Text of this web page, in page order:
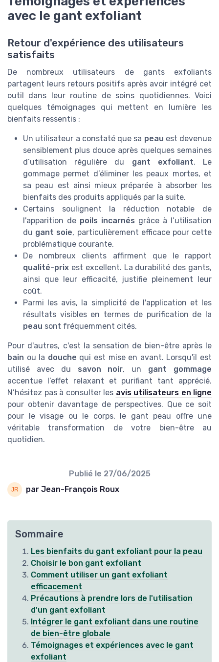
avec le gant exfoliant
Retour d'expérience des utilisateurs
satisfaits
De nombreux utilisateurs de gants exfoliants
partagent leurs retours positifs après avoir intégré cet
outil dans leur routine de soins quotidiennes. Voici
quelques témoignages qui mettent en lumière les
bienfaits ressentis :
Un utilisateur a constaté que sa peau est devenue
sensiblement plus douce après quelques semaines
d’utilisation régulière du gant exfoliant. Le
gommage permet d’éliminer les peaux mortes, et
sa peau est ainsi mieux préparée à absorber les
bienfaits des produits appliqués par la suite.
Certains soulignent la réduction notable de
l'apparition de poils incarnés grâce à l’utilisation
du gant soie, particulièrement efficace pour cette
problématique courante.
De nombreux clients affirment que le rapport
qualité-prix est excellent. La durabilité des gants,
ainsi que leur efficacité, justifie pleinement leur
coût.
Parmi les avis, la simplicité de l'application et les
résultats visibles en termes de purification de la
peau sont fréquemment cités.
Pour d'autres, c'est la sensation de bien-être après le
bain ou la douche qui est mise en avant. Lorsqu'il est
utilisé avec du savon noir, un gant gommage
accentue l’effet relaxant et purifiant tant apprécié.
N’hésitez pas à consulter les avis utilisateurs en ligne
pour obtenir davantage de perspectives. Que ce soit
pour le visage ou le corps, le gant peau offre une
véritable transformation de votre bien-être au
quotidien.
Publié le 27/06/2025
par Jean-François Roux
Sommaire
Les bienfaits du gant exfoliant pour la peau
Choisir le bon gant exfoliant
Comment utiliser un gant exfoliant
efficacement
Précautions à prendre lors de l'utilisation
d'un gant exfoliant
Intégrer le gant exfoliant dans une routine
de bien-être globale
Témoignages et expériences avec le gant
exfoliant